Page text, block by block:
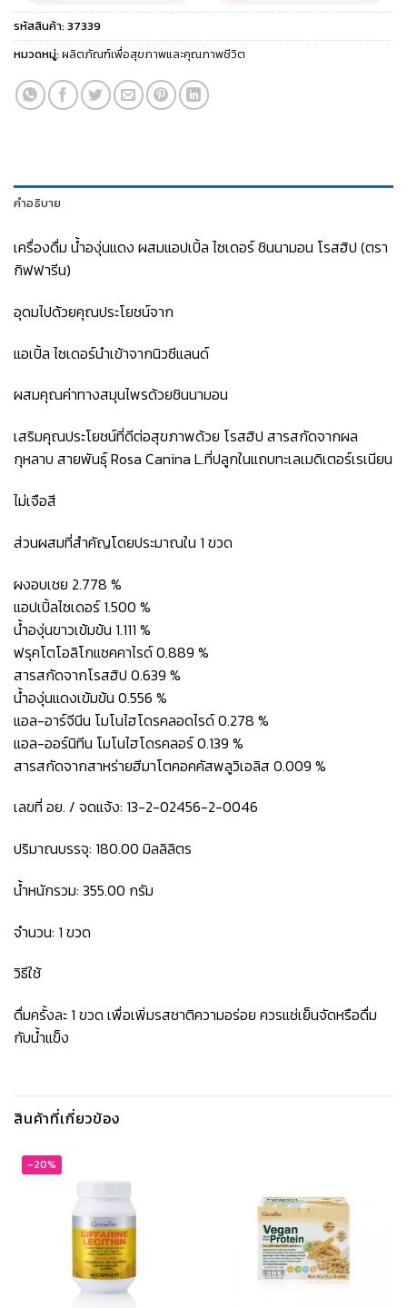
รหัสสินค้า:37339
หมวดหมู่:ผลิตภัณฑ์เพื่อสุขภาพและคุณภาพชีวิต
คำอธิบาย
เครื่องดื่ม น้ำองุ่นแดง ผสมแอปเปิ้ล ไซเดอร์ ชินนามอน โรสฮิป (ตรา
กิฟฟารีน)
อุดมไปด้วยคุณประโยชน์จาก
แอเปิ้ล ไซเดอร์นำเข้าจากนิวซีแลนด์
ผสมคุณค่าทางสมุนไพรด้วยชินนามอน
เสริมคุณประโยชน์ที่ดีต่อสุขภาพด้วย โรสฮิป สารสกัดจากผล
กุหลาบ สายพันธุ์ Rosa Canina L.ที่ปลูกในแถบทะเลเมดิเตอร์เรเนียน
ไม่เจือสี
ส่วนผสมที่สำคัญโดยประมาณใน 1 ขวด
ผงอบเชย 2.778 %
แอปเปิ้ลไซเดอร์ 1.500 %
น้ำองุ่นขาวเข้มข้น 1.111 %
ฟรุคโตโอลิโกแซคคาไรด์ 0.889 %
สารสกัดจากโรสฮิป 0.639 %
น้ำองุ่นแดงเข้มข้น 0.556 %
แอล-อาร์จีนีน โมโนไฮโดรคลอดไรด์ 0.278 %
แอล-ออร์นิทีน โมโนไฮโดรคลอร์ 0.139 %
สารสกัดจากสาหร่ายฮีมาโตคอคคัสพลูวิเอลิส 0.009 %
เลขที่ อย. / จดแจ้ง: 13-2-02456-2-0046
ปริมาณบรรจุ: 180.00 มิลลิลิตร
น้ำหนักรวม: 355.00 กรัม
จำนวน: 1 ขวด
วิธีใช้
ดื่มครั้งละ 1 ขวด เพื่อเพิ่มรสชาติความอร่อย ควรแช่เย็นจัดหรือดื่ม
กับน้ำแข็ง
สินค้าที่เกี่ยวข้อง
-20%